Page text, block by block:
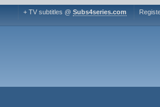
+ TV subtitles @ Subs4series.com